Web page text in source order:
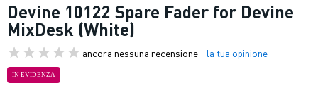
Devine 10122 Spare Fader for Devine
MixDesk (White)
ancora nessuna recensione la tua opinione
IN EVIDENZA